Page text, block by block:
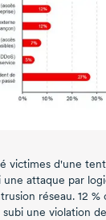
victimes d'une
une attaque par
réseau. 12 %
une violation